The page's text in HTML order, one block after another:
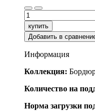
купить
Добавить в
Информация
Коллекция:
Количество на
Норма загрузки